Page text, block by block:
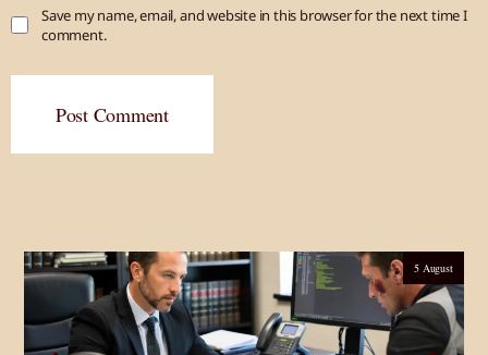
Save my name, email, and website in this browser for the next time I
comment.
Post Comment
5 August